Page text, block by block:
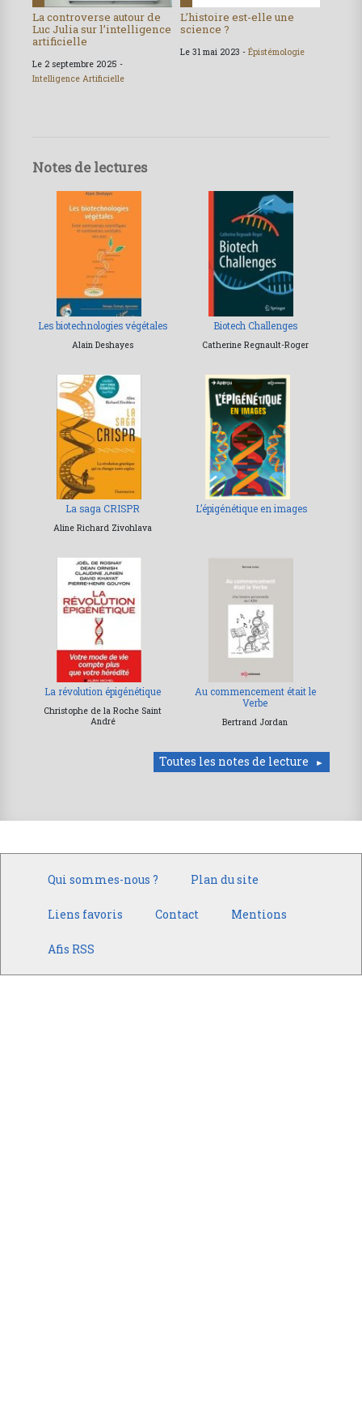
La controverse autour de
Luc Julia sur l’intelligence
artificielle
Le 2 septembre 2025 -
Intelligence Artificielle
L’histoire est-elle une
science ?
Le 31 mai 2023 - Épistémologie
Notes de lectures
Les biotechnologies végétales
Alain Deshayes
Biotech Challenges
Catherine Regnault-Roger
La saga CRISPR
Aline Richard Zivohlava
L’épigénétique en images
La révolution épigénétique
Christophe de la Roche Saint
André
Au commencement était le
Verbe
Bertrand Jordan
Toutes les notes de lecture
Qui sommes-nous ? Plan du site
Liens favoris Contact Mentions
Afis RSS